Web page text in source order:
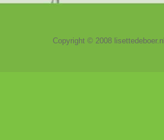
Copyright © 2008 lisettedeboer.nl